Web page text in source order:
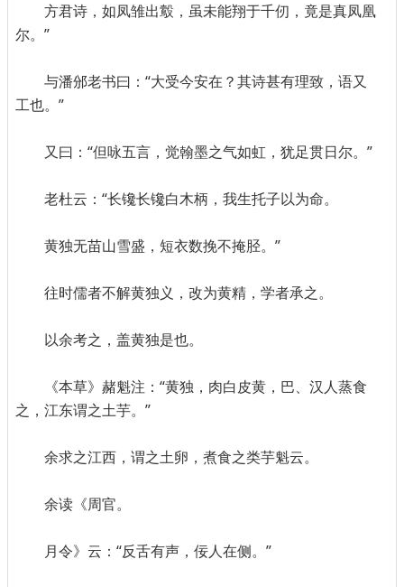
方君诗，如凤雏出鷇，虽未能翔于千仞，竟是真凤凰
尔。”
与潘邠老书曰：“大受今安在？其诗甚有理致，语又
工也。”
又曰：“但咏五言，觉翰墨之气如虹，犹足贯日尔。”
老杜云：“长镵长镵白木柄，我生托子以为命。
黄独无苗山雪盛，短衣数挽不掩胫。”
往时儒者不解黄独义，改为黄精，学者承之。
以余考之，盖黄独是也。
《本草》赭魁注：“黄独，肉白皮黄，巴、汉人蒸食
之，江东谓之土芋。”
余求之江西，谓之土卵，煮食之类芋魁云。
余读《周官。
月令》云：“反舌有声，佞人在侧。”